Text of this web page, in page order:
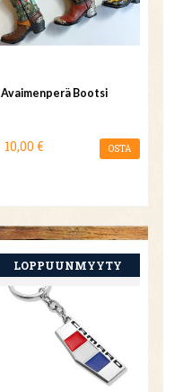
Avaimenperä Bootsi
10,00 € OSTA